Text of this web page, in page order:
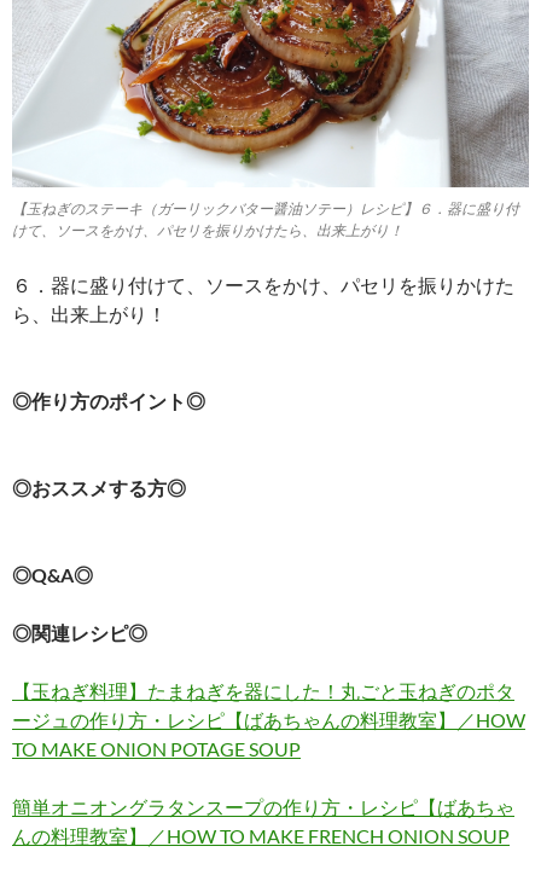
【玉ねぎのステーキ（ガーリックバター醤油ソテー）レシピ】６．器に盛り付
けて、ソースをかけ、パセリを振りかけたら、出来上がり！
６．器に盛り付けて、ソースをかけ、パセリを振りかけた
ら、出来上がり！
◎作り方のポイント◎
◎おススメする方◎
◎Q&A◎
◎関連レシピ◎
【玉ねぎ料理】たまねぎを器にした！丸ごと玉ねぎのポタ
ージュの作り方・レシピ【ばあちゃんの料理教室】／HOW
TO MAKE ONION POTAGE SOUP
簡単オニオングラタンスープの作り方・レシピ【ばあちゃ
んの料理教室】／HOW TO MAKE FRENCH ONION SOUP